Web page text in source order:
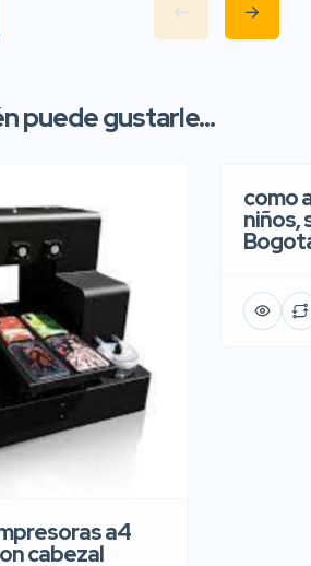
puede gustarle...
a4
cabezal
como
niños,